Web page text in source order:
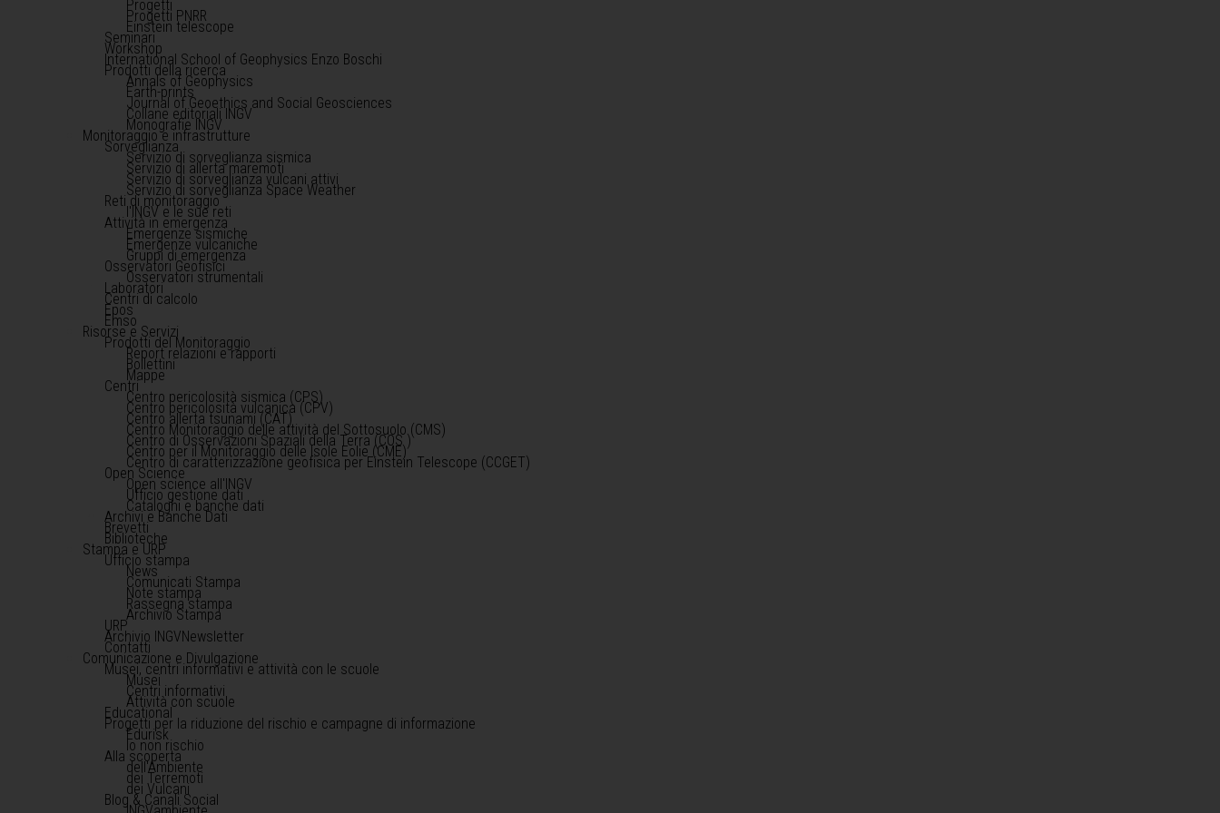
Progetti
Progetti PNRR
Einstein telescope
Seminari
Workshop
International School of Geophysics Enzo Boschi
Prodotti della ricerca
Annals of Geophysics
Earth-prints
Journal of Geoethics and Social Geosciences
Collane editoriali INGV
Monografie INGV
Monitoraggio e infrastrutture
Sorveglianza
Servizio di sorveglianza sismica
Servizio di allerta maremoti
Servizio di sorveglianza vulcani attivi
Servizio di sorveglianza Space Weather
Reti di monitoraggio
l'INGV e le sue reti
Attività in emergenza
Emergenze sismiche
Emergenze vulcaniche
Gruppi di emergenza
Osservatori Geofisici
Osservatori strumentali
Laboratori
Centri di calcolo
Epos
Emso
Risorse e Servizi
Prodotti del Monitoraggio
Report relazioni e rapporti
Bollettini
Mappe
Centri
Centro pericolosità sismica (CPS)
Centro pericolosità vulcanica (CPV)
Centro allerta tsunami (CAT)
Centro Monitoraggio delle attività del Sottosuolo (CMS)
Centro di Osservazioni Spaziali della Terra (COS )
Centro per il Monitoraggio delle Isole Eolie (CME)
Centro di caratterizzazione geofisica per Einstein Telescope (CCGET)
Open Science
Open science all'INGV
Ufficio gestione dati
Cataloghi e banche dati
Archivi e Banche Dati
Brevetti
Biblioteche
Stampa e URP
Ufficio stampa
News
Comunicati Stampa
Note stampa
Rassegna stampa
Archivio Stampa
URP
Archivio INGVNewsletter
Contatti
Comunicazione e Divulgazione
Musei, centri informativi e attività con le scuole
Musei
Centri informativi
Attività con scuole
Educational
Progetti per la riduzione del rischio e campagne di informazione
Edurisk
Io non rischio
Alla scoperta
dell'Ambiente
dei Terremoti
dei Vulcani
Blog & Canali Social